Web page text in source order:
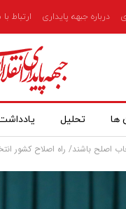
درباره جبهه پایداری ارتباط با
ها تحلیل
اصلح باشند/ راه اصلاح کشور